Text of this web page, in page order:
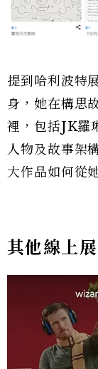
提到哈利波特
身，她在構思
裡，包括JK羅
人物及故事架
大作品如何從
其他線上